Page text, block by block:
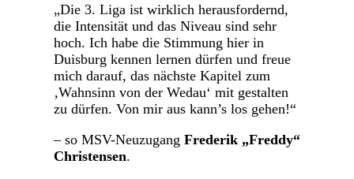
„Die 3. Liga ist wirklich herausfordernd,
die Intensität und das Niveau sind sehr
hoch. Ich habe die Stimmung hier in
Duisburg kennen lernen dürfen und freue
mich darauf, das nächste Kapitel zum
‚Wahnsinn von der Wedau‘ mit gestalten
zu dürfen. Von mir aus kann’s los gehen!“
– so MSV-Neuzugang Frederik „Freddy“
Christensen.